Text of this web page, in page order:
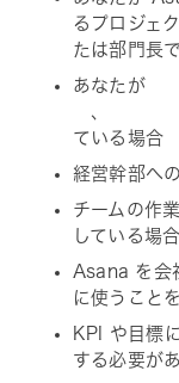
るプロジェ
たは部門長
あなたが
、
ている場合
経営幹部へ
チームの作
している場合
Asana を会
に使うこと
KPI や目標
する必要が